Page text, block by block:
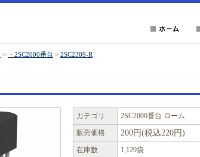
> ・2SC2000番台 > 2SC2389-R
カテゴリ
2SC2000番台 ローム
販売価格
200円(税込220円)
在庫数 1,129袋